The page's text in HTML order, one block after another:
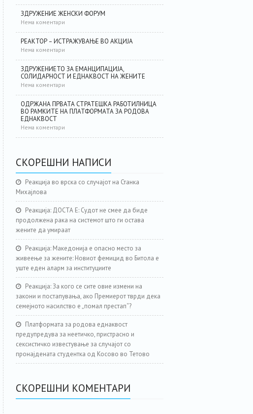
ЗДРУЖЕНИЕ ЖЕНСКИ ФОРУМ
Нема коментари
РЕАКТОР – ИСТРАЖУВАЊЕ ВО АКЦИЈА
Нема коментари
ЗДРУЖЕНИЕТО ЗА ЕМАНЦИПАЦИЈА,
СОЛИДАРНОСТ И ЕДНАКВОСТ НА ЖЕНИТЕ
Нема коментари
ОДРЖАНА ПРВАТА СТРАТЕШКА РАБОТИЛНИЦА
ВО РАМКИТЕ НА ПЛАТФОРМАТА ЗА РОДОВА
ЕДНАКВОСТ
Нема коментари
СКОРЕШНИ НАПИСИ
Реакција во врска со случајот на Станка
Михајлова
Реакција: ДОСТА Е: Судот не смее да биде
продолжена рака на системот што ги остава
жените да умираат
Реакција: Македонија е опасно место за
живеење за жените: Новиот фемицид во Битола е
уште еден аларм за институциите
Реакција: За кого се сите овие измени на
закони и постапувања, ако Премиерот тврди дека
семејното насилство е „помал престап“?
Платформата за родова еднаквост
предупредува за неетичко, пристрасно и
сексистичко известување за случајот со
пронајдената студентка од Косово во Тетово
СКОРЕШНИ КОМЕНТАРИ